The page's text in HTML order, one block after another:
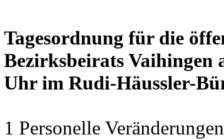
Tagesordnung für die
Bezirksbeirats Vaihingen
Uhr im Rudi-Häussler-
1 Personelle